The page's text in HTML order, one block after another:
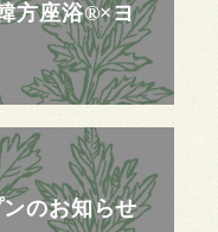
方座浴®×ヨ
のお知らせ